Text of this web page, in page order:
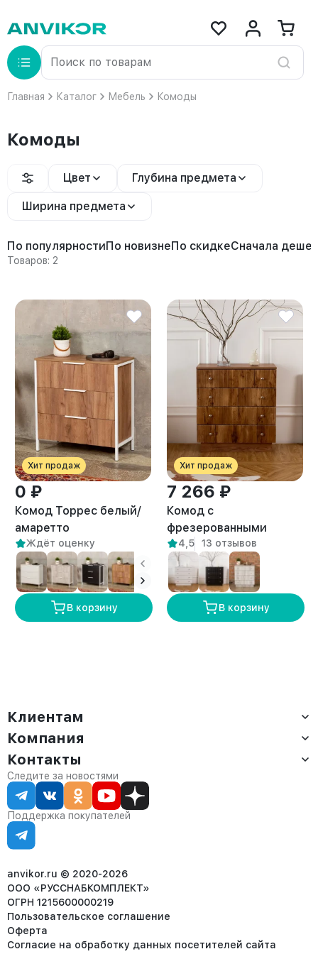
Главная Каталог Мебель Комоды
Комоды
Цвет Глубина предмета
Ширина предмета
По популярностиПо новизнеПо скидкеСначала
Товаров: 2
Хит продаж
0 ₽
Комод Торрес белый/
амаретто
Ждёт оценку
В корзину
Хит продаж
7 266 ₽
Комод с
фрезерованными
фасадами с
выдвижными ящиками
Лиму амаретто
4,5 13 отзывов
В корзину
Клиентам
Доставка
Оплата
Сервис
Статус заказа
Статьи
Компания
О компании
Контакты
Партнёрам
Контакты
Отдел продаж:
8 (800) 234-22-62
corp@anvikor.ru
Ежедневно, с 7:00-19:00 (МСК)
Отдел рекламации:
8 (953) 455-25-61
Следите за новостями
Поддержка покупателей
anvikor.ru © 2020-2026
ООО «РУССНАБКОМПЛЕКТ»
ОГРН 1215600000219
Пользовательское соглашение
Оферта
Согласие на обработку данных посетителей сайта